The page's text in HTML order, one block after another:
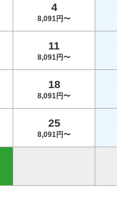
4
8,091円〜
11
8,091円〜
18
8,091円〜
25
8,091円〜